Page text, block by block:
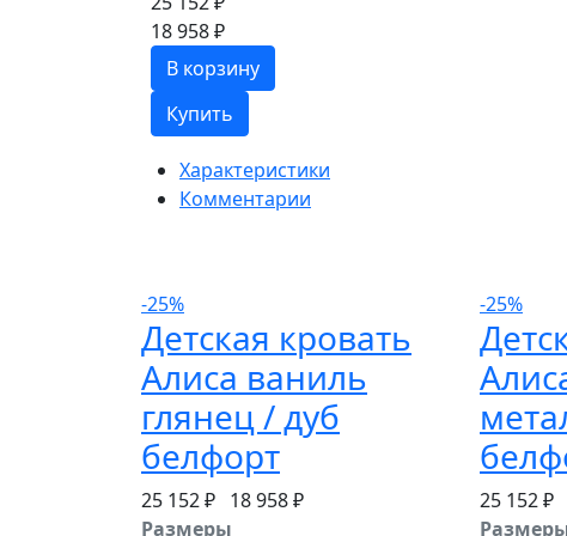
18 958 ₽
В корзину
Купить
Характеристики
Комментарии
-25%
Детская кровать
Алиса ваниль
глянец / дуб
белфорт
25 152 ₽ 18 958 ₽
Размеры
-25%
25 152 ₽